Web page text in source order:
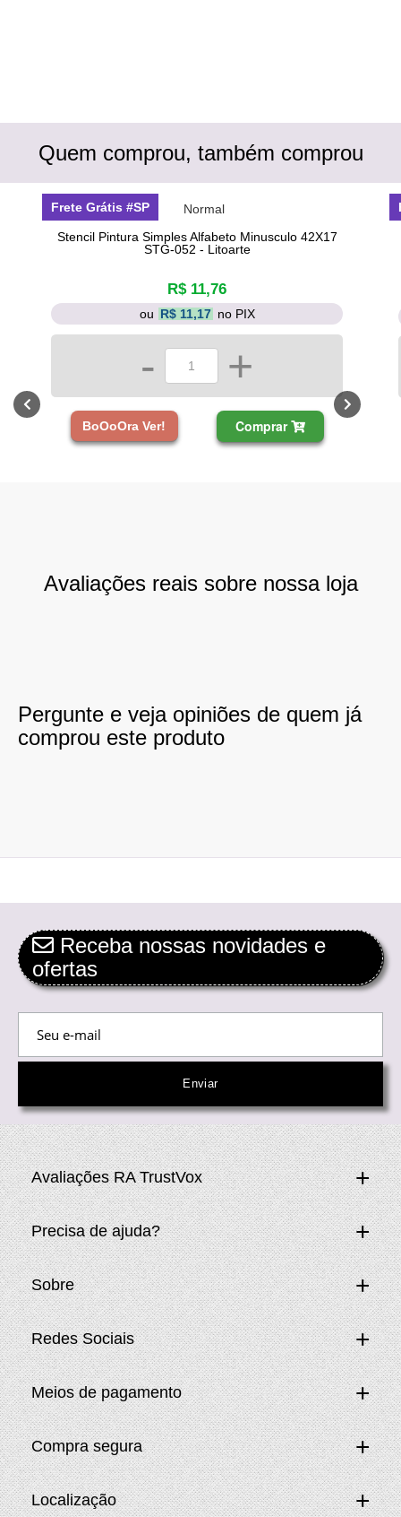
Quem comprou, também comprou
Stencil Pintura Simples Alfabeto Minusculo 42X17
STG-052 - Litoarte
R$ 11,76
ou R$ 11,17 no PIX
- +
BoOoOra Ver! Comprar
Frete Grátis #SP
Avaliações reais sobre nossa loja
Pergunte e veja opiniões de quem já
comprou este produto
Receba nossas novidades e
ofertas
Avaliações RA TrustVox
Precisa de ajuda?
Sobre
Redes Sociais
Meios de pagamento
Compra segura
Localização